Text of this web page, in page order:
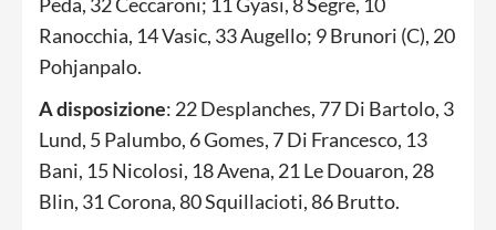
Peda, 32 Ceccaroni; 11 Gyasi, 8 Segre, 10
Ranocchia, 14 Vasic, 33 Augello; 9 Brunori (C), 20
Pohjanpalo.
A disposizione: 22 Desplanches, 77 Di Bartolo, 3
Lund, 5 Palumbo, 6 Gomes, 7 Di Francesco, 13
Bani, 15 Nicolosi, 18 Avena, 21 Le Douaron, 28
Blin, 31 Corona, 80 Squillacioti, 86 Brutto.